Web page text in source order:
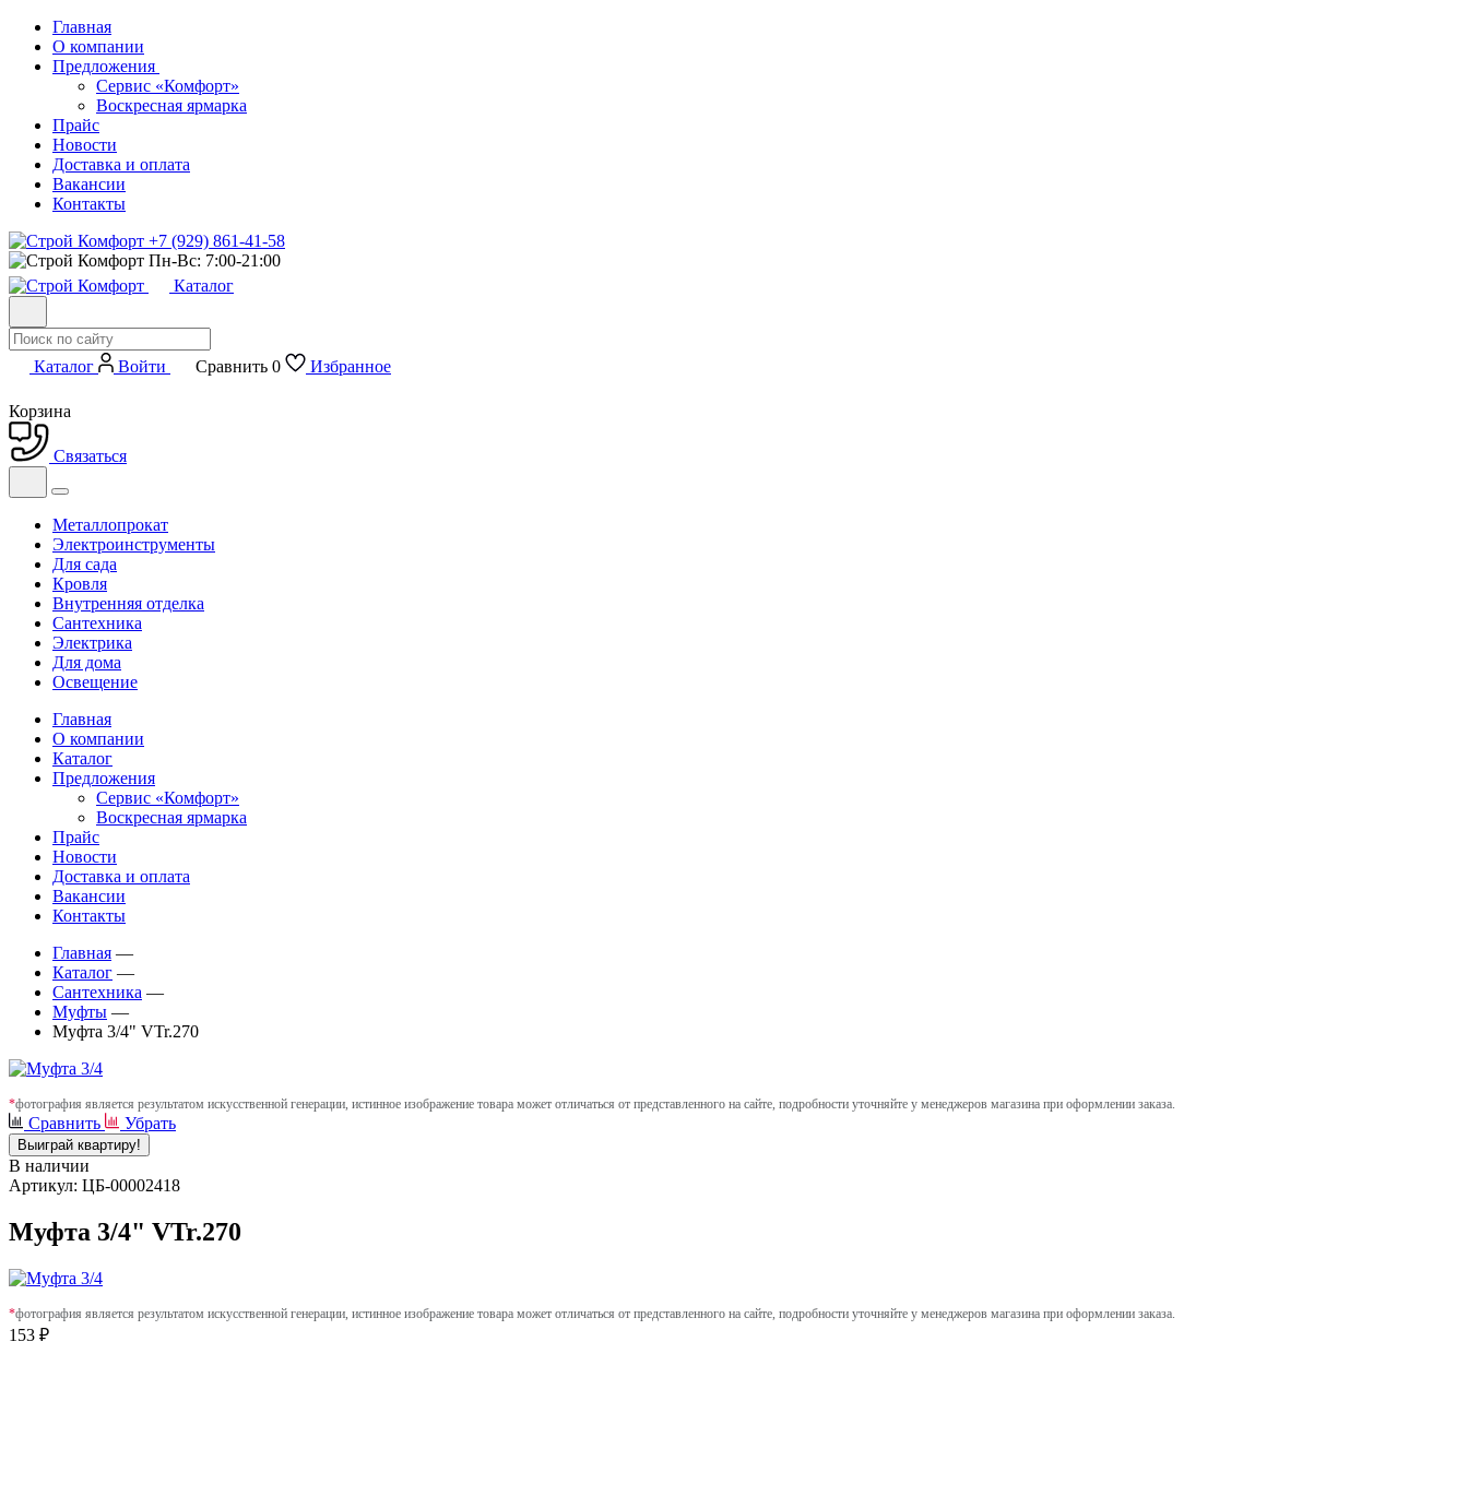
Главная
О компании
Предложения
Сервис «Комфорт»
Воскресная ярмарка
Прайс
Новости
Доставка и оплата
Вакансии
Контакты
+7 (929) 861-41-58
Пн-Вс: 7:00-21:00
Каталог
Каталог Войти Сравнить 0 Избранное
Корзина
Связаться
Металлопрокат
Электроинструменты
Для сада
Кровля
Внутренняя отделка
Сантехника
Электрика
Для дома
Освещение
Главная
О компании
Каталог
Предложения
Сервис «Комфорт»
Воскресная ярмарка
Прайс
Новости
Доставка и оплата
Вакансии
Контакты
Главная —
Каталог —
Сантехника —
Муфты —
Муфта 3/4" VTr.270
*фотография является результатом искусственной генерации, истинное изображение товара может отличаться от представленного на сайте, подробности уточняйте у менеджеров магазина при оформлении заказа.
Сравнить Убрать
Выиграй квартиру!
В наличии
Артикул: ЦБ-00002418
Муфта 3/4" VTr.270
*фотография является результатом искусственной генерации, истинное изображение товара может отличаться от представленного на сайте, подробности уточняйте у менеджеров магазина при оформлении заказа.
153 ₽